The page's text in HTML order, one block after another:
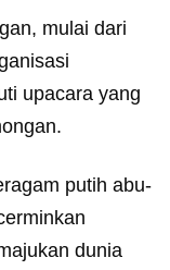
mulai dari
upacara yang
putih abu-
dunia